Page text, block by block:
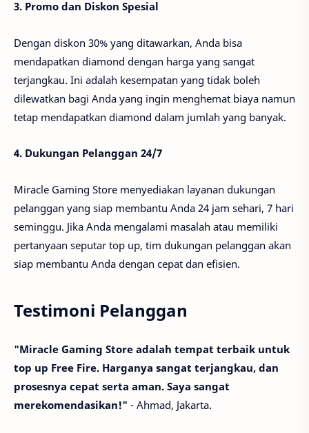
3. Promo dan Diskon Spesial
Dengan diskon 30% yang ditawarkan, Anda bisa
mendapatkan diamond dengan harga yang sangat
terjangkau. Ini adalah kesempatan yang tidak boleh
dilewatkan bagi Anda yang ingin menghemat biaya namun
tetap mendapatkan diamond dalam jumlah yang banyak.
4. Dukungan Pelanggan 24/7
Miracle Gaming Store menyediakan layanan dukungan
pelanggan yang siap membantu Anda 24 jam sehari, 7 hari
seminggu. Jika Anda mengalami masalah atau memiliki
pertanyaan seputar top up, tim dukungan pelanggan akan
siap membantu Anda dengan cepat dan efisien.
Testimoni Pelanggan
"Miracle Gaming Store adalah tempat terbaik untuk
top up Free Fire. Harganya sangat terjangkau, dan
prosesnya cepat serta aman. Saya sangat
merekomendasikan!" - Ahmad, Jakarta.